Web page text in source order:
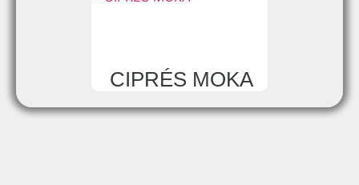
CIPRÉS MOKA